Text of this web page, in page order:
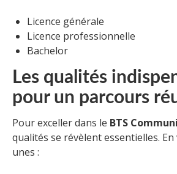
Licence générale
Licence professionnelle
Bachelor
Les qualités
pour un parcours
Pour exceller dans le BTS
qualités se révèlent essentielles.
unes :